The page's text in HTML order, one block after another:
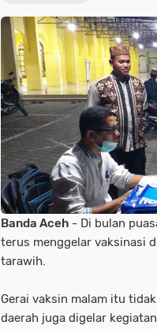
Banda Aceh - Di bulan
terus menggelar vaksinasi
tarawih.
Gerai vaksin malam itu
daerah juga digelar